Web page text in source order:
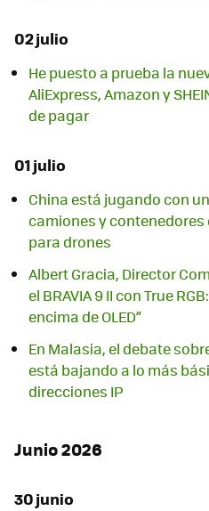
02 julio
He puesto a prueba la
AliExpress, Amazon y
de pagar
01 julio
China está jugando con
camiones y
para drones
Albert Gracia, Director
el BRAVIA 9 II con True
encima de OLED”
En Malasia, el debate
está bajando a lo más
direcciones IP
Junio 2026
30 junio